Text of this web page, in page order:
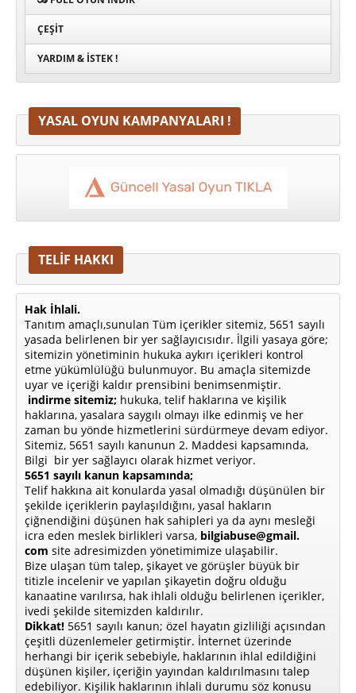
ÇEŞIT
YARDIM & İSTEK !
YASAL OYUN KAMPANYALARI !
TELİF HAKKI
Hak İhlali.
Tanıtım amaçlı,sunulan Tüm içerikler sitemiz, 5651 sayılı
yasada belirlenen bir yer sağlayıcısıdır. İlgili yasaya göre;
sitemizin yönetiminin hukuka aykırı içerikleri kontrol
etme yükümlülüğü bulunmuyor. Bu amaçla sitemizde
uyar ve içeriği kaldır prensibini benimsenmiştir.
indirme sitemiz; hukuka, telif haklarına ve kişilik
haklarına, yasalara saygılı olmayı ilke edinmiş ve her
zaman bu yönde hizmetlerini sürdürmeye devam ediyor.
Sitemiz, 5651 sayılı kanunun 2. Maddesi kapsamında,
Bilgi bir yer sağlayıcı olarak hizmet veriyor.
5651 sayılı kanun kapsamında;
Telif hakkına ait konularda yasal olmadığı düşünülen bir
şekilde içeriklerin paylaşıldığını, yasal hakların
çiğnendiğini düşünen hak sahipleri ya da aynı mesleği
icra eden meslek birlikleri varsa, bilgiabuse@gmail.
com site adresimizden yönetimimize ulaşabilir.
Bize ulaşan tüm talep, şikayet ve görüşler büyük bir
titizle incelenir ve yapılan şikayetin doğru olduğu
kanaatine varılırsa, hak ihlali olduğu belirlenen içerikler,
ivedi şekilde sitemizden kaldırılır.
Dikkat! 5651 sayılı kanun; özel hayatın gizliliği açısından
çeşitli düzenlemeler getirmiştir. İnternet üzerinde
herhangi bir içerik sebebiyle, haklarının ihlal edildiğini
düşünen kişiler, içeriğin yayından kaldırılmasını talep
edebiliyor. Kişilik haklarının ihlali durumu söz konusu